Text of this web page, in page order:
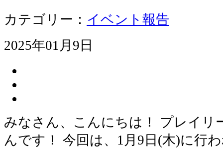
カテゴリー： イベント報告
2025年01月9日
みなさん、こんにちは！ プレイリ
んです！ 今回は、1月9日(木)に行